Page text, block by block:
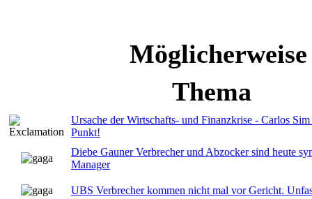
Thema
Ursache der Wirtschafts- und Finanzkrise - Carlos
Punkt!
Diebe Gauner Verbrecher und Abzocker sind heute
Manager
UBS Verbrecher kommen nicht mal vor Gericht.